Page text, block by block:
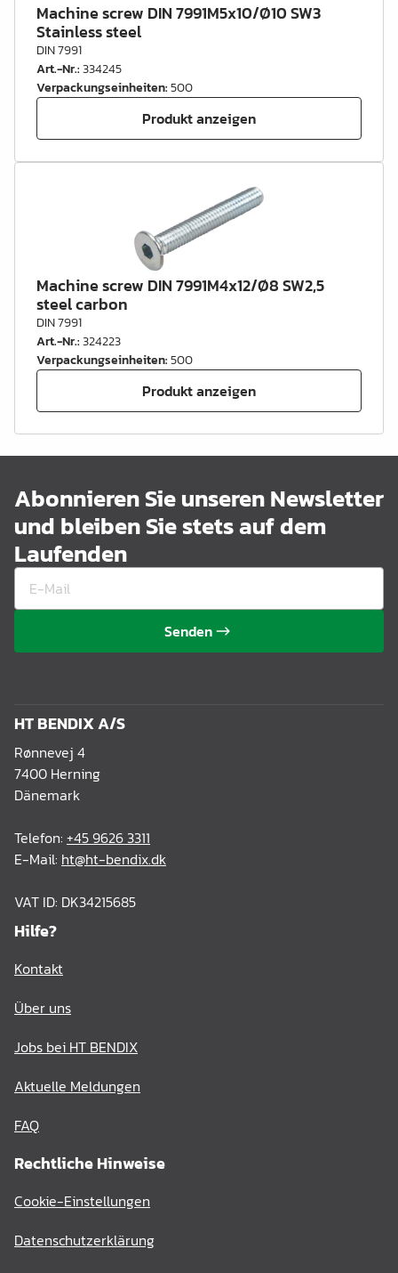
Machine screw DIN 7991M5x10/Ø10 SW3
Stainless steel
DIN 7991
Art.-Nr.:334245
Verpackungseinheiten:500
Produkt anzeigen
Machine screw DIN 7991M4x12/Ø8 SW2,5
steel carbon
DIN 7991
Art.-Nr.:324223
Verpackungseinheiten:500
Produkt anzeigen
Abonnieren Sie unseren Newsletter
und bleiben Sie stets auf dem
Laufenden
Senden
HT BENDIX A/S
Rønnevej 4
7400 Herning
Dänemark
Telefon: +45 9626 3311
E-Mail: ht@ht-bendix.dk
VAT ID: DK34215685
Hilfe?
Kontakt
Über uns
Jobs bei HT BENDIX
Aktuelle Meldungen
FAQ
Rechtliche Hinweise
Cookie-Einstellungen
Datenschutzerklärung